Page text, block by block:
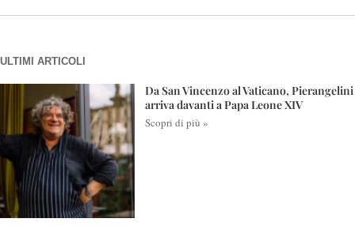
ULTIMI ARTICOLI
Da San Vincenzo al Vaticano, Pierangelini
arriva davanti a Papa Leone XIV
Scopri di più »